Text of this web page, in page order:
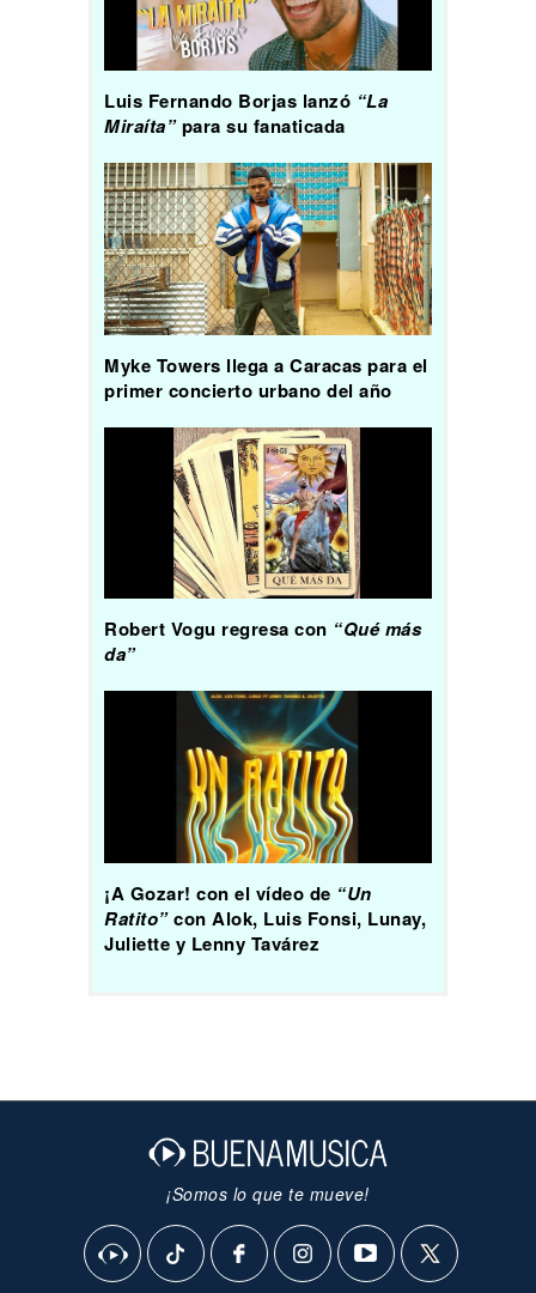
Luis Fernando Borjas lanzó “La
Miraíta”para su fanaticada
Myke Towers llega a Caracas para el
primer concierto urbano del año
Robert Vogu regresa con “Qué más
da”
¡A Gozar! con el vídeo de “Un
Ratito”con Alok, Luis Fonsi, Lunay,
Juliette y Lenny Tavárez
¡Somos lo que te mueve!